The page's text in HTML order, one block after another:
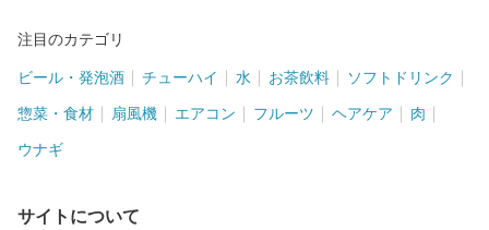
注目のカテゴリ
ビール・発泡酒 チューハイ 水 お茶飲料 ソフトドリンク
惣菜・食材 扇風機 エアコン フルーツ ヘアケア 肉
ウナギ
サイトについて